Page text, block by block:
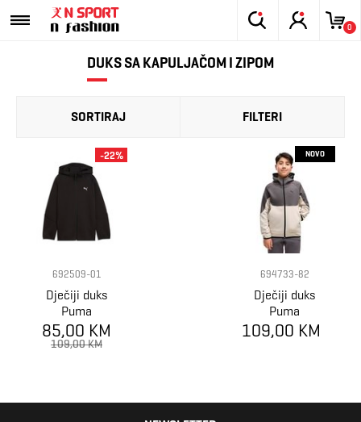
0
DUKS SA KAPULJAČOM I ZIPOM
SORTIRAJ FILTERI
692509-01
Dječiji duks
Puma
EVOSTRIPE Full-
Zip Hoodie DK B
85,00 KM
109,00 KM
-22%
694733-82
Dječiji duks
Puma
PUMATECH
Elevated Full-
109,00 KM
NOVO